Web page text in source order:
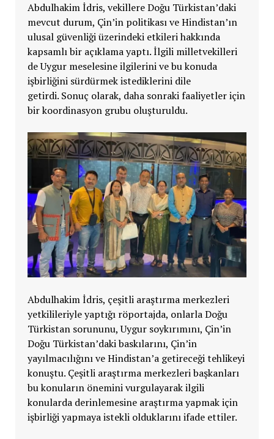
Abdulhakim İdris, vekillere Doğu Türkistan’daki
mevcut durum, Çin’in politikası ve Hindistan’ın
ulusal güvenliği üzerindeki etkileri hakkında
kapsamlı bir açıklama yaptı. İlgili milletvekilleri
de Uygur meselesine ilgilerini ve bu konuda
işbirliğini sürdürmek istediklerini dile
getirdi. Sonuç olarak, daha sonraki faaliyetler için
bir koordinasyon grubu oluşturuldu.
Abdulhakim İdris, çeşitli araştırma merkezleri
yetkilileriyle yaptığı röportajda, onlarla Doğu
Türkistan sorununu, Uygur soykırımını, Çin’in
Doğu Türkistan’daki baskılarını, Çin’in
yayılmacılığını ve Hindistan’a getireceği tehlikeyi
konuştu. Çeşitli araştırma merkezleri başkanları
bu konuların önemini vurgulayarak ilgili
konularda derinlemesine araştırma yapmak için
işbirliği yapmaya istekli olduklarını ifade ettiler.